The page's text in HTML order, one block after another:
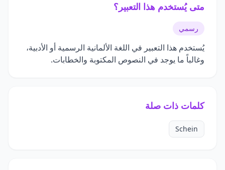
متى يُستخدم هذا التعبير؟
رسمي
يُستخدم هذا التعبير في اللغة الألمانية الرسمية أو الأدبية،
وغالباً ما يوجد في النصوص المكتوبة والخطابات.
كلمات ذات صلة
Schein